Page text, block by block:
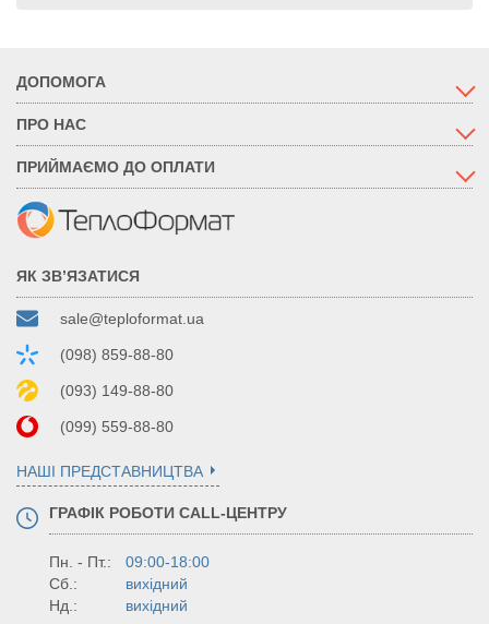
ДОПОМОГА
ПРО НАС
ПРИЙМАЄМО ДО ОПЛАТИ
ЯК ЗВ’ЯЗАТИСЯ
sale@teploformat.ua
(098) 859-88-80
(093) 149-88-80
(099) 559-88-80
НАШІ ПРЕДСТАВНИЦТВА
ГРАФІК РОБОТИ CALL-ЦЕНТРУ
Пн. - Пт.:
09:00-18:00
Сб.:
вихідний
Нд.:
вихідний